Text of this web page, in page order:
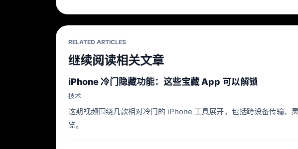
RELATED ARTICLES
继续阅读相关文章
iPhone 冷门隐藏功能：这些宝藏 App 可以解锁
技术
这期视频围绕几款相对冷门的 iPhone 工具展开，包括跨设备传输、
览。